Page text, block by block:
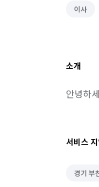
이사
소개
안녕하
서비스
경기 부